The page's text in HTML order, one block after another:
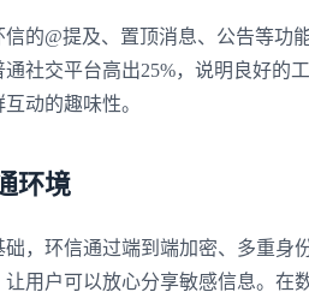
的@提及、置顶消息、公告等功
社交平台高出25%，说明良好的
动的趣味性。
环境
，环信通过端到端加密、多重身
让用户可以放心分享敏感信息。